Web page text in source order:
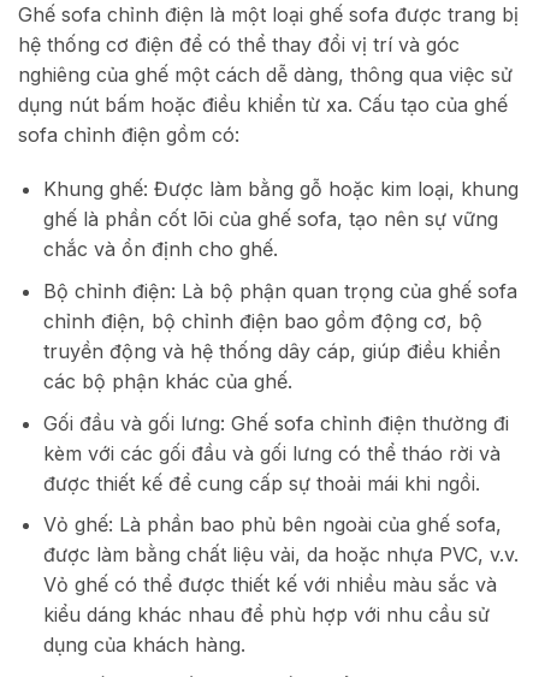
Ghế sofa chỉnh điện là một loại ghế sofa được trang bị
hệ thống cơ điện để có thể thay đổi vị trí và góc
nghiêng của ghế một cách dễ dàng, thông qua việc sử
dụng nút bấm hoặc điều khiển từ xa. Cấu tạo của ghế
sofa chỉnh điện gồm có:
Khung ghế: Được làm bằng gỗ hoặc kim loại, khung
ghế là phần cốt lõi của ghế sofa, tạo nên sự vững
chắc và ổn định cho ghế.
Bộ chỉnh điện: Là bộ phận quan trọng của ghế sofa
chỉnh điện, bộ chỉnh điện bao gồm động cơ, bộ
truyền động và hệ thống dây cáp, giúp điều khiển
các bộ phận khác của ghế.
Gối đầu và gối lưng: Ghế sofa chỉnh điện thường đi
kèm với các gối đầu và gối lưng có thể tháo rời và
được thiết kế để cung cấp sự thoải mái khi ngồi.
Vỏ ghế: Là phần bao phủ bên ngoài của ghế sofa,
được làm bằng chất liệu vải, da hoặc nhựa PVC, v.v.
Vỏ ghế có thể được thiết kế với nhiều màu sắc và
kiểu dáng khác nhau để phù hợp với nhu cầu sử
dụng của khách hàng.